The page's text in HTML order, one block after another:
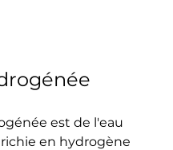
est de l'eau
en hydrogène